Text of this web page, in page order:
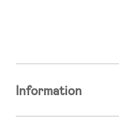
Information